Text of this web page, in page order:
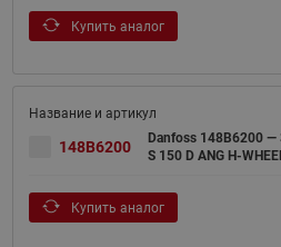
Купить аналог
148B6200
Danfoss 148B6200
S 150 D ANG H-
Купить аналог